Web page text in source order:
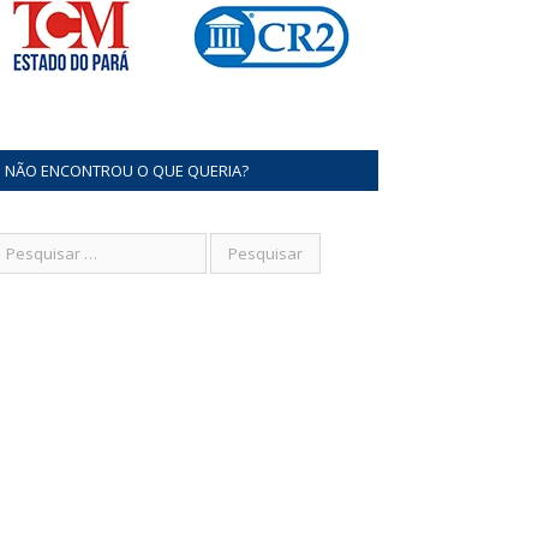
NÃO ENCONTROU O QUE QUERIA?